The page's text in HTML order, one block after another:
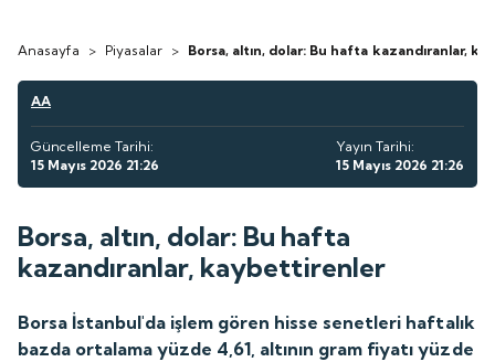
Anasayfa > Piyasalar > Borsa, altın, dolar: Bu hafta kazandıranlar,
AA
Güncelleme Tarihi:
15 Mayıs 2026 21:26
Yayın Tarihi:
15 Mayıs 2026 21:26
Borsa, altın, dolar: Bu hafta
kazandıranlar, kaybettirenler
Borsa İstanbul'da işlem gören hisse senetleri haftalık
bazda ortalama yüzde 4,61, altının gram fiyatı yüzde